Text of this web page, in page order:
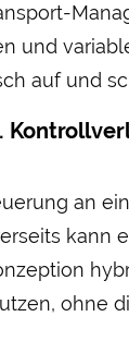
und
auf und
an
ohne